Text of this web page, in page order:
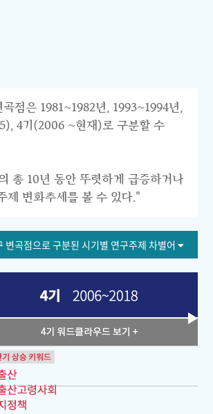
점은 1981~1982년, 1993~1994년,
4기(2006 ~현재)로 구분할 수
총 10년 동안 뚜렷하게 급증하거나
제 변화추세를 볼 수 있다."
변곡점으로 구분된 시기별 연구주제 차별어